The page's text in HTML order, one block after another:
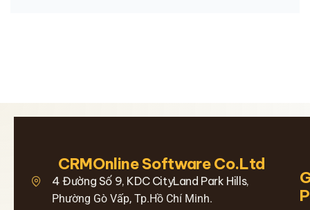
CRMOnline Software Co.Ltd
4 Đường Số 9, KDC CityLand Park Hills,
Phường Gò Vấp, Tp.Hồ Chí Minh.